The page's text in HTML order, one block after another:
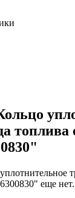
топлива
еще нет.